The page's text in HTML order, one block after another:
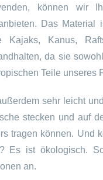
können wir
Das
Kajaks, Kanus,
da sie
Teile unseres
sehr leicht
stecken und auf
tragen können. Und
Es ist ökologisch.
an.